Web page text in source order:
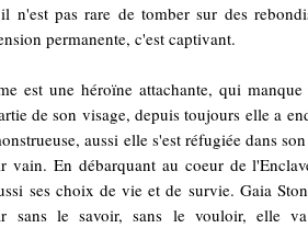
n'est pas rare de tomber sur des
permanente, c'est captivant.
est une héroïne attachante, qui
de son visage, depuis toujours elle a
aussi elle s'est réfugiée dans
vain. En débarquant au coeur de
ses choix de vie et de survie. Gaia
sans le savoir, sans le vouloir, elle